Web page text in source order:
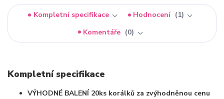
Kompletní specifikace Hodnocení
1
Komentáře
0
Kompletní specifikace
VÝHODNÉ BALENÍ 20ks korálků za zvýhodněnou cenu